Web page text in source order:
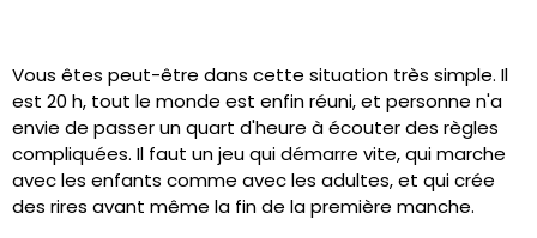
Vous êtes peut-être dans cette situation très simple. Il
est 20 h, tout le monde est enfin réuni, et personne n'a
envie de passer un quart d'heure à écouter des règles
compliquées. Il faut un jeu qui démarre vite, qui marche
avec les enfants comme avec les adultes, et qui crée
des rires avant même la fin de la première manche.